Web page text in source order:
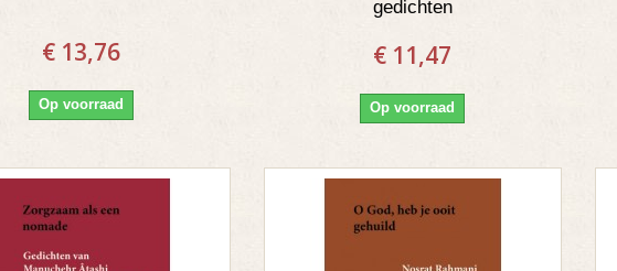
€ 13,76
Op voorraad
gedichten
€ 11,47
Op voorraad